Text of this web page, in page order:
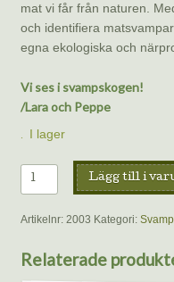
mat vi får från naturen.
och identifiera
egna ekologiska och
Vi ses i svampskogen!
/Lara och Peppe
I lager
Svampguidning
4
timmar,
Bro/Kungsängen
Lägg till i
Artikelnr: 2003 Kategori:
Relaterade